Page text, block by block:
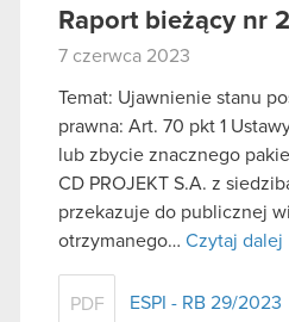
Raport bieżący nr
7 czerwca 2023
Temat: Ujawnienie stanu
prawna: Art. 70 pkt 1
lub zbycie znacznego
CD PROJEKT S.A. z
przekazuje do publicznej
otrzymanego… Czytaj dalej
PDF ESPI - RB 29/2023